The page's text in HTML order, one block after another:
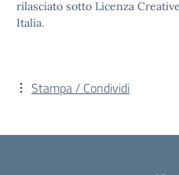
rilasciato sotto Licenza
Italia.
Stampa / Condividi